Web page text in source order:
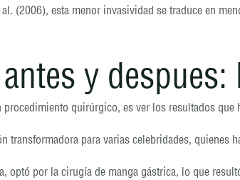
(2006), esta menor invasividad se traduce en
y despues:
quirúrgico, es ver los resultados que
transformadora para varias celebridades,
optó por la cirugía de manga gástrica, lo que